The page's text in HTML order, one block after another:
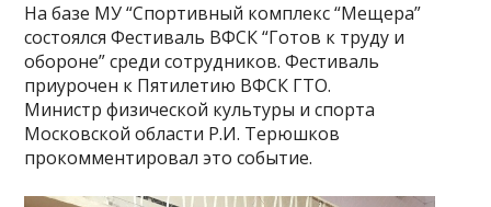
На базе МУ “Спортивный комплекс “Мещера”
состоялся Фестиваль ВФСК “Готов к труду и
обороне” среди сотрудников. Фестиваль
приурочен к Пятилетию ВФСК ГТО.
Министр физической культуры и спорта
Московской области Р.И. Терюшков
прокомментировал это событие.